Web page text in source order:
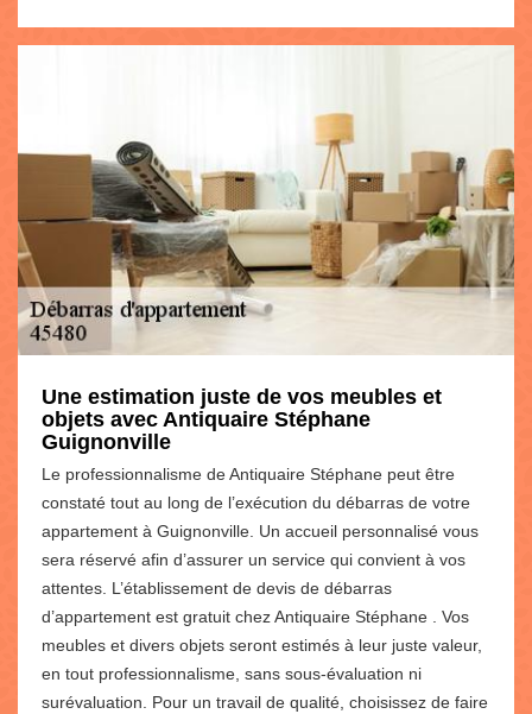
Une estimation juste de vos meubles et
objets avec Antiquaire Stéphane
Guignonville
Le professionnalisme de Antiquaire Stéphane peut être
constaté tout au long de l’exécution du débarras de votre
appartement à Guignonville. Un accueil personnalisé vous
sera réservé afin d’assurer un service qui convient à vos
attentes. L’établissement de devis de débarras
d’appartement est gratuit chez Antiquaire Stéphane . Vos
meubles et divers objets seront estimés à leur juste valeur,
en tout professionnalisme, sans sous-évaluation ni
surévaluation. Pour un travail de qualité, choisissez de faire